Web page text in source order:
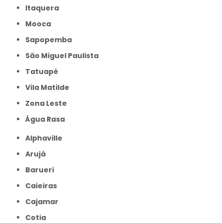
Itaquera
Mooca
Sapopemba
São Miguel Paulista
Tatuapé
Vila Matilde
Zona Leste
Água Rasa
Alphaville
Arujá
Barueri
Caieiras
Cajamar
Cotia